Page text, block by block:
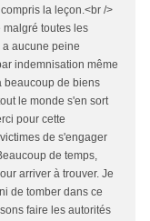
la leçon.<br />
toutes les
aucune peine
indemnisation même
beaucoup de biens
le monde s'en sort
pour cette
de s'engager
de temps,
arriver à trouver. Je
de tomber dans ce
faire les autorités